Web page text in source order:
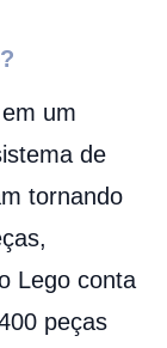
um
de
tornando
Lego conta
peças